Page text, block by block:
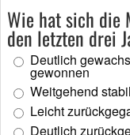
Wie hat sich die
den letzten drei
Deutlich
gewonnen
Weitgehend
Leicht
Deutlich